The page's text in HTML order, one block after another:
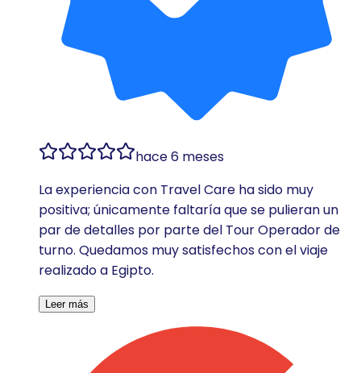
hace 6 meses
La experiencia con Travel Care ha sido muy
positiva; únicamente faltaría que se pulieran un
par de detalles por parte del Tour Operador de
turno. Quedamos muy satisfechos con el viaje
realizado a Egipto.
Leer más